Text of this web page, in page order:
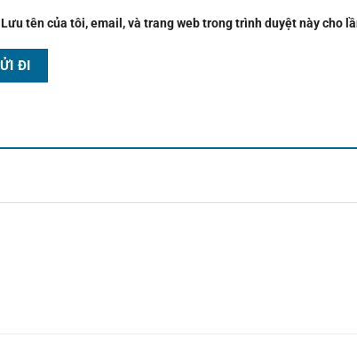
Lưu tên của tôi, email, và trang web trong trình duyệt này cho